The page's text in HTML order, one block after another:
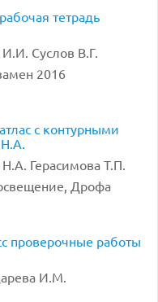
тетрадь
Суслов В.Г.
2016
с контурными
Герасимова Т.П.
Дрофа
проверочные работы
И.М.